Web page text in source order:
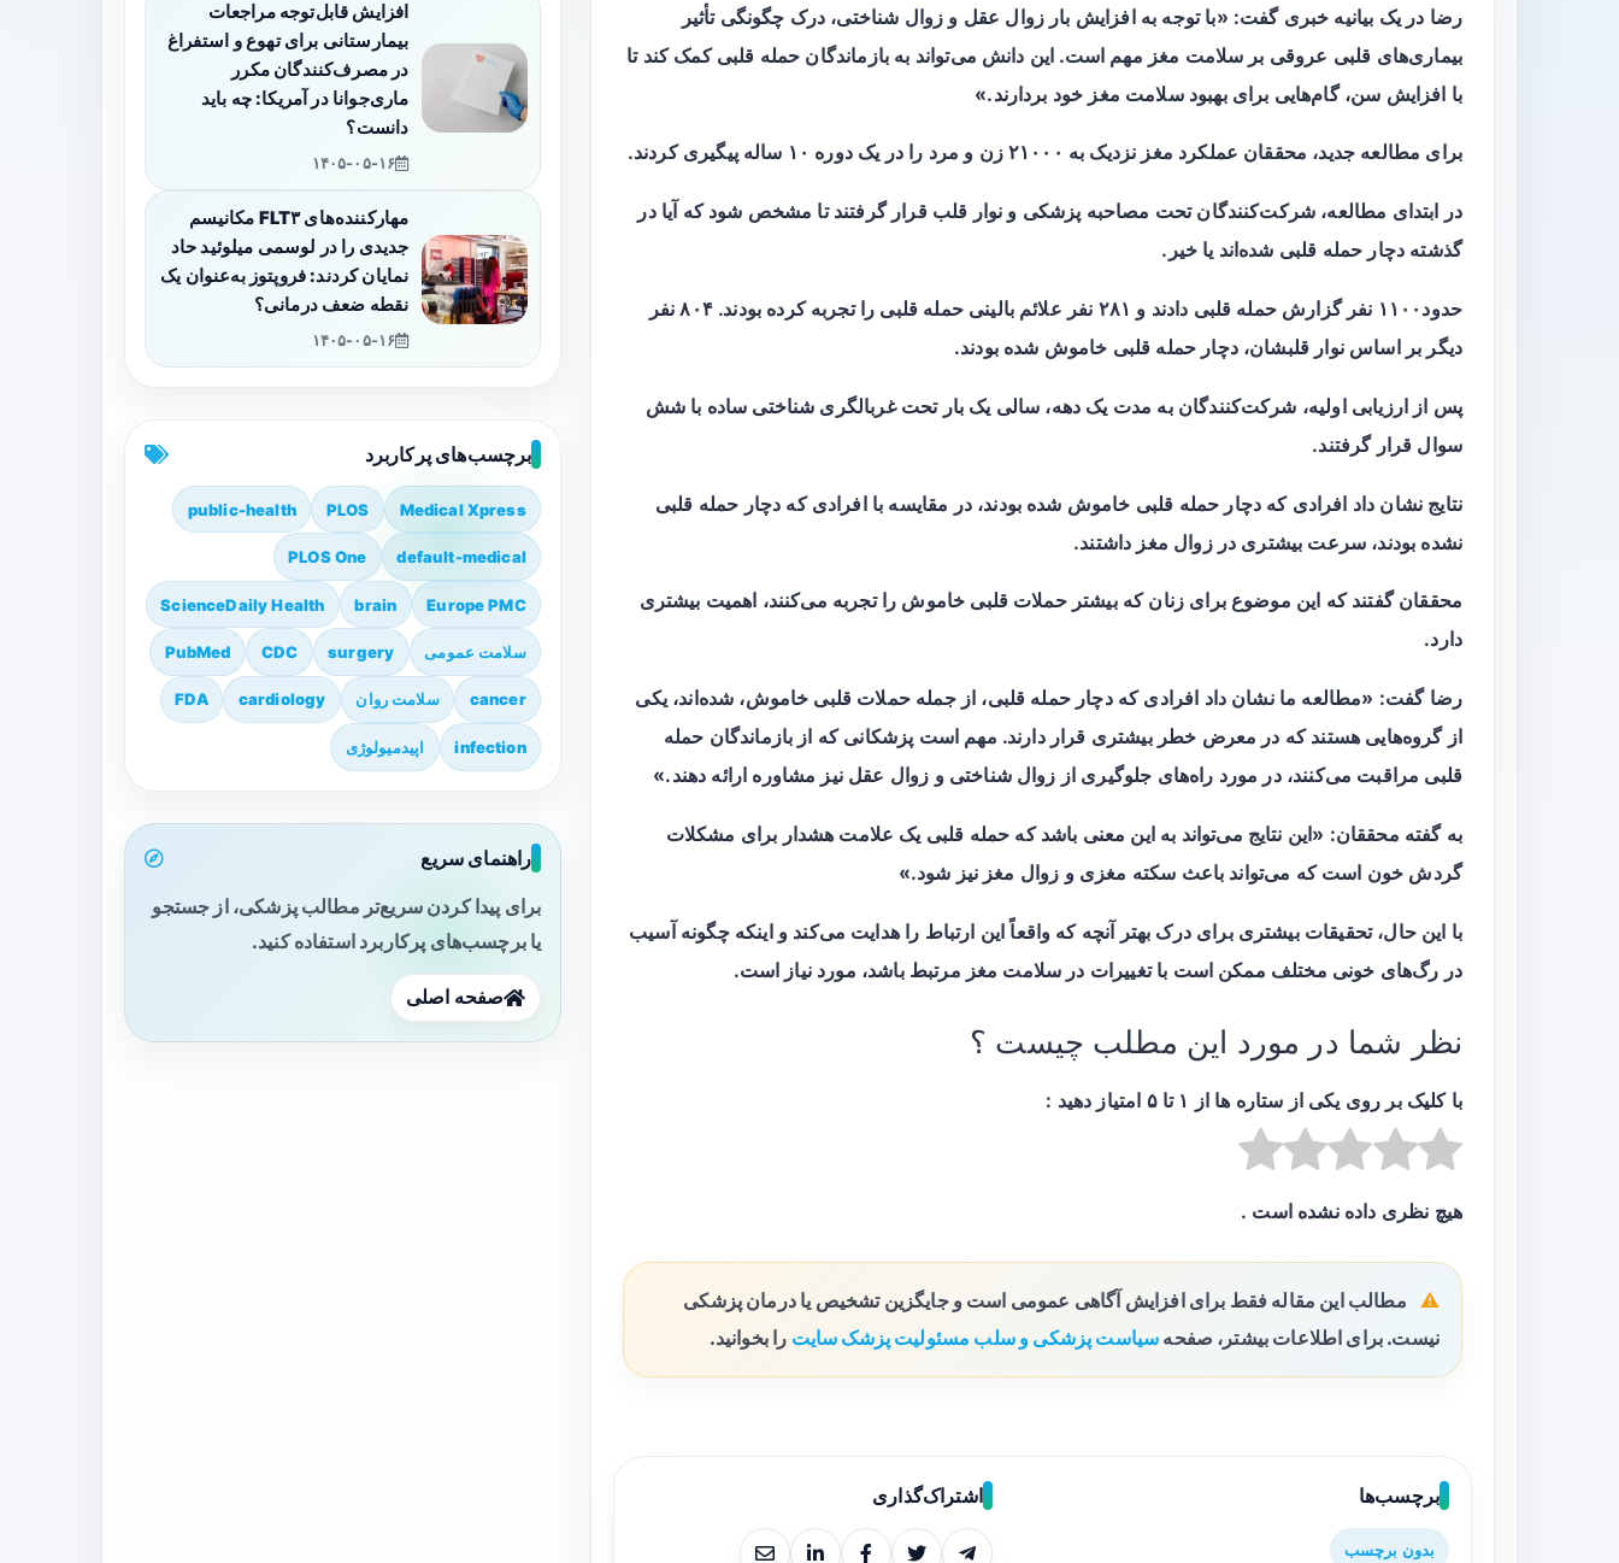
رضا در یک بیانیه خبری گفت: «با توجه به افزایش بار زوال عقل و زوال شناختی، درک چگونگی تأثیر
بیماری‌های قلبی عروقی بر سلامت مغز مهم است. این دانش می‌تواند به بازماندگان حمله قلبی کمک کند تا
با افزایش سن، گام‌هایی برای بهبود سلامت مغز خود بردارند.»
برای مطالعه جدید، محققان عملکرد مغز نزدیک به ۲۱۰۰۰ زن و مرد را در یک دوره ۱۰ ساله پیگیری کردند.
در ابتدای مطالعه، شرکت‌کنندگان تحت مصاحبه پزشکی و نوار قلب قرار گرفتند تا مشخص شود که آیا در
گذشته دچار حمله قلبی شده‌اند یا خیر.
حدود۱۱۰۰ نفر گزارش حمله قلبی دادند و ۲۸۱ نفر علائم بالینی حمله قلبی را تجربه کرده بودند. ۸۰۴ نفر
دیگر بر اساس نوار قلبشان، دچار حمله قلبی خاموش شده بودند.
پس از ارزیابی اولیه، شرکت‌کنندگان به مدت یک دهه، سالی یک بار تحت غربالگری شناختی ساده با شش
سوال قرار گرفتند.
نتایج نشان داد افرادی که دچار حمله قلبی خاموش شده بودند، در مقایسه با افرادی که دچار حمله قلبی
نشده بودند، سرعت بیشتری در زوال مغز داشتند.
محققان گفتند که این موضوع برای زنان که بیشتر حملات قلبی خاموش را تجربه می‌کنند، اهمیت بیشتری
دارد.
رضا گفت: «مطالعه ما نشان داد افرادی که دچار حمله قلبی، از جمله حملات قلبی خاموش، شده‌اند، یکی
از گروه‌هایی هستند که در معرض خطر بیشتری قرار دارند. مهم است پزشکانی که از بازماندگان حمله
قلبی مراقبت می‌کنند، در مورد راه‌های جلوگیری از زوال شناختی و زوال عقل نیز مشاوره ارائه دهند.»
به گفته محققان: «این نتایج می‌تواند به این معنی باشد که حمله قلبی یک علامت هشدار برای مشکلات
گردش خون است که می‌تواند باعث سکته مغزی و زوال مغز نیز شود.»
با این حال، تحقیقات بیشتری برای درک بهتر آنچه که واقعاً این ارتباط را هدایت می‌کند و اینکه چگونه آسیب
در رگ‌های خونی مختلف ممکن است با تغییرات در سلامت مغز مرتبط باشد، مورد نیاز است.
نظر شما در مورد این مطلب چیست ؟
با کلیک بر روی یکی از ستاره ها از ۱ تا ۵ امتیاز دهید :
هیچ نظری داده نشده است .
مطالب این مقاله فقط برای افزایش آگاهی عمومی است و جایگزین تشخیص یا درمان پزشکی
نیست. برای اطلاعات بیشتر، صفحه سیاست پزشکی و سلب مسئولیت پزشک سایت را بخوانید.
برچسب‌ها
بدون برچسب
اشتراک‌گذاری
افزایش قابل‌توجه مراجعات
بیمارستانی برای تهوع و استفراغ
در مصرف‌کنندگان مکرر
ماری‌جوانا در آمریکا: چه باید
دانست؟
۱۴۰۵-۰۵-۱۶
مهارکننده‌های FLT۳ مکانیسم
جدیدی را در لوسمی میلوئید حاد
نمایان کردند: فروپتوز به‌عنوان یک
نقطه ضعف درمانی؟
۱۴۰۵-۰۵-۱۶
برچسب‌های پرکاربرد
Medical Xpress
PLOS
public-health
default-medical
PLOS One
Europe PMC
brain
ScienceDaily Health
سلامت عمومی surgery
CDC
PubMed
cancer سلامت روان cardiology
FDA
infection اپیدمیولوژی
راهنمای سریع
برای پیدا کردن سریع‌تر مطالب پزشکی، از جستجو
یا برچسب‌های پرکاربرد استفاده کنید.
صفحه اصلی